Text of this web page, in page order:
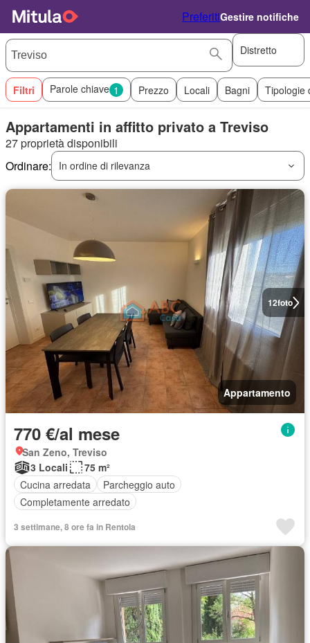
PreferitiGestire notifiche
Distretto
Filtri Parole chiave 1 Prezzo Locali Bagni Tipologie
Appartamenti in affitto privato a Treviso
27 proprietà disponibili
Ordinare:
In ordine di rilevanza
12foto
Appartamento
770 €/al mese
San Zeno, Treviso
3 Locali
75 m²
Cucina arredata
Parcheggio auto
Completamente arredato
3 settimane, 8 ore fa in Rentola